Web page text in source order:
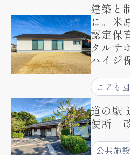
建築と
に。米
認定保
タルサ
ハイジ
こども
道の駅
便所
公共施設